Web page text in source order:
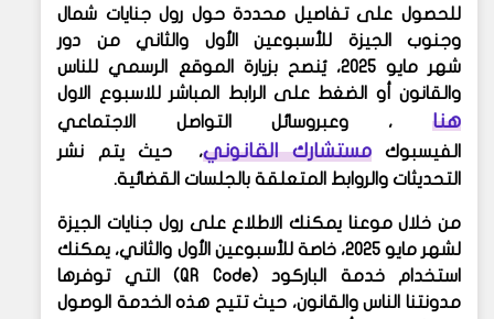
للحصول على تفاصيل محددة حول رول جنايات شمال
وجنوب الجيزة للأسبوعين الأول والثاني من دور
شهر
مايو 2025، يُنصح بزيارة الموقع الرسمي للناس
والقانون أو الضغط على الرابط المباشر للاسبوع الاول
هنا ، وعبروسائل التواصل الاجتماعي
الفيسبوكمستشارك القانوني، حيث يتم نشر
التحديثات والروابط المتعلقة بالجلسات القضائية.
من خلال موعنا يمكنك الاطلاع على رول جنايات الجيزة
لشهر مايو 2025، خاصة للأسبوعين الأول والثاني، يمكنك
استخدام خدمة الباركود (QR Code) التي توفرها
مدونتنا الناس والقانون، حيث تتيح هذه الخدمة الوصول